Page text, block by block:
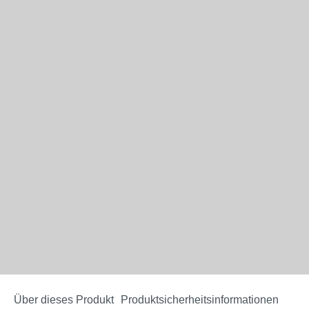
Über dieses Produkt Produktsicherheitsinformationen